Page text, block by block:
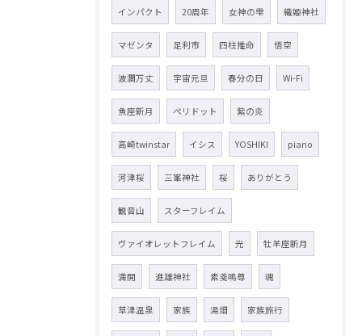
インパクト 20周年 女神の雫 織姫神社
マゼンタ 足利市 四柱推命 悟空
波瀾万丈 宇宙元旦 春分の日 Wi-Fi
魚座新月 ペリドット 紫の炎
高崎twinstar イシス YOSHIKI piano
河津桜 三峯神社 桜 ありがとう
観音山 スターフレイム
ヴァイオレットフレイム 光 牡羊座新月
満開 進雄神社 素戔嗚尊 魂
草津温泉 家族 湯畑 家族旅行